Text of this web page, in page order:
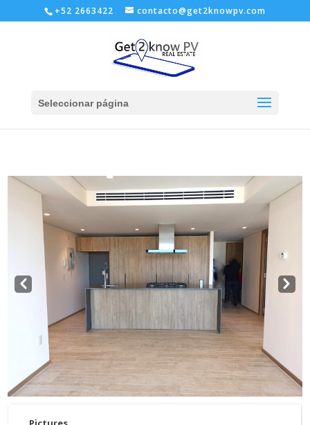
+52 2663422 contacto@get2knowpv.com
Seleccionar página
Pre
Nex